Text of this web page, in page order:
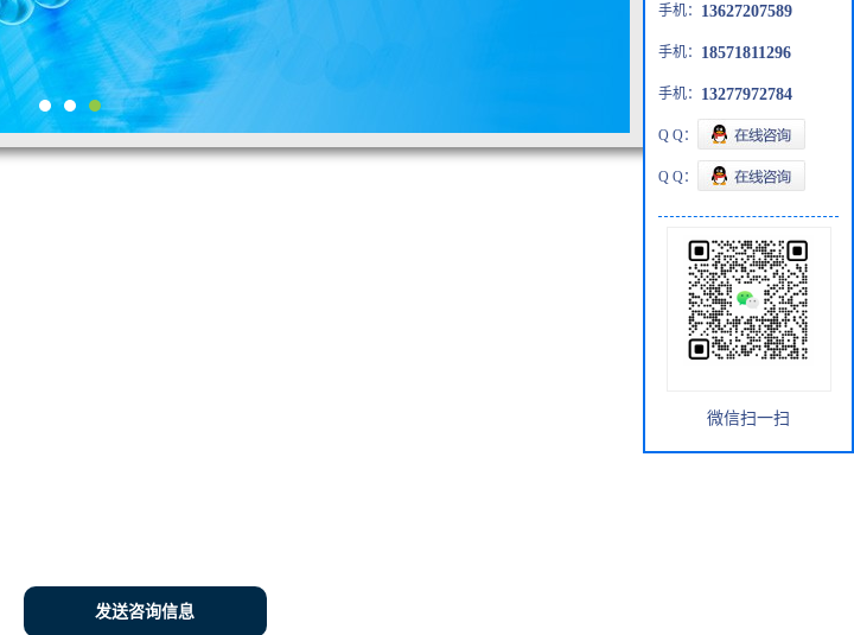
发送咨询信息
手机： 13627207589
手机： 18571811296
手机： 13277972784
Q Q：
Q Q：
微信扫一扫